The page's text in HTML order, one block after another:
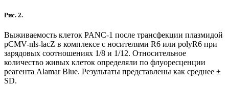
Рис. 2.
Выживаемость клеток PANC-1 после трансфекции плазмидой
pCMV-nls-lacZ в комплексе c носителями R6 или polyR6 при
зарядовых соотношениях 1/8 и 1/12. Относительное
количество живых клеток определяли по флуоресценции
реагента Alamar Blue. Результаты представлены как среднее ±
SD.